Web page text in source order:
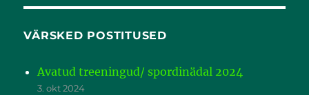
VÄRSKED POSTITUSED
Avatud treeningud/ spordinädal 2024
3. okt 2024